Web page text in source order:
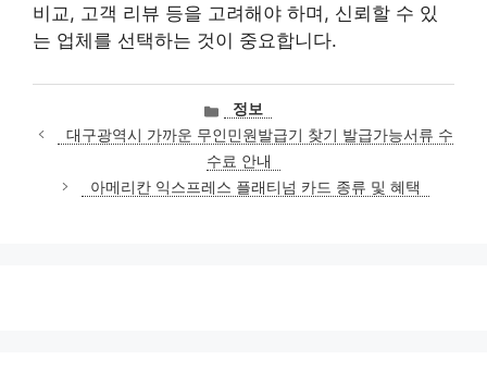
비교, 고객 리뷰 등을 고려해야 하며, 신뢰할 수 있
는 업체를 선택하는 것이 중요합니다.
카
테
고
리
정보
대구광역시 가까운 무인민원발급기 찾기 발급가능서류 수
수료 안내
아메리칸 익스프레스 플래티넘 카드 종류 및 혜택